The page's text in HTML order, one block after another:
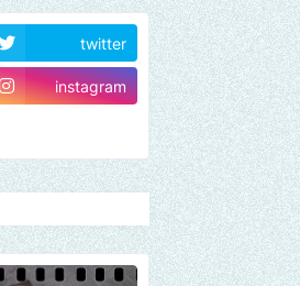
twitter
instagram